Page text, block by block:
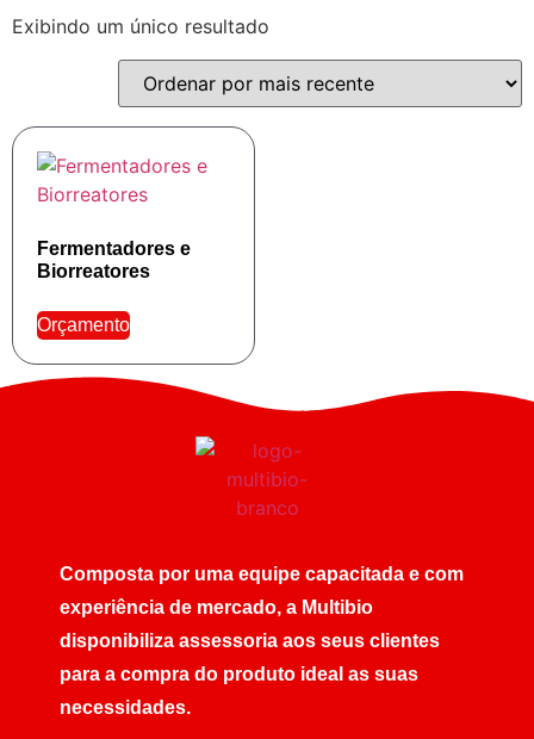
Exibindo um único resultado
Fermentadores e
Biorreatores
Orçamento
Composta por uma equipe capacitada e com
experiência de mercado, a Multibio
disponibiliza assessoria aos seus clientes
para a compra do produto ideal as suas
necessidades.